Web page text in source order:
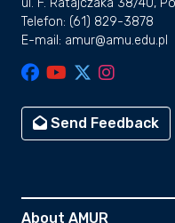
ul. F. Ratajczaka 38/40,
Telefon: (61) 829-3878
E-mail: amur@amu.edu.pl
Send Feedback
About AMUR